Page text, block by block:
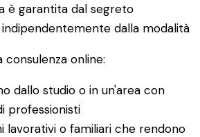
è garantita dal segreto
indipendentemente dalla modalità
online:
dallo studio o in un'area con
professionisti
lavorativi o familiari che rendono